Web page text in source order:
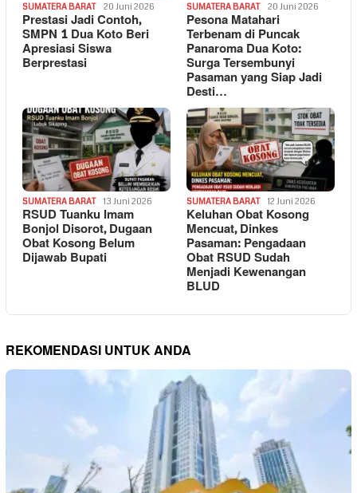
SUMATERA BARAT 20 Juni 2026
Prestasi Jadi Contoh,
SMPN 1 Dua Koto Beri
Apresiasi Siswa
Berprestasi
SUMATERA BARAT 20 Juni 2026
Pesona Matahari
Terbenam di Puncak
Panaroma Dua Koto:
Surga Tersembunyi
Pasaman yang Siap Jadi
Desti…
SUMATERA BARAT 13 Juni 2026
RSUD Tuanku Imam
Bonjol Disorot, Dugaan
Obat Kosong Belum
Dijawab Bupati
SUMATERA BARAT 12 Juni 2026
Keluhan Obat Kosong
Mencuat, Dinkes
Pasaman: Pengadaan
Obat RSUD Sudah
Menjadi Kewenangan
BLUD
REKOMENDASI UNTUK ANDA